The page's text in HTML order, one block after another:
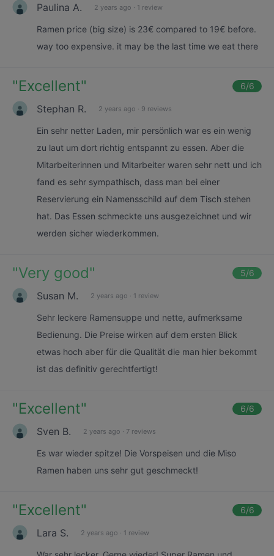
Paulina A. 2 years ago · 1 review
Ramen price (big size) is 23€ compared to 19€ before.
way too expensive. it may be the last time we eat there
"Excellent" 6/6
Stephan R. 2 years ago · 9 reviews
Ein sehr netter Laden, mir persönlich war es ein wenig
zu laut um dort richtig entspannt zu essen. Aber die
Mitarbeiterinnen und Mitarbeiter waren sehr nett und ich
fand es sehr sympathisch, dass man bei einer
Reservierung ein Namensschild auf dem Tisch stehen
hat. Das Essen schmeckte uns ausgezeichnet und wir
werden sicher wiederkommen.
"Very good" 5/6
Susan M. 2 years ago · 1 review
Sehr leckere Ramensuppe und nette, aufmerksame
Bedienung. Die Preise wirken auf dem ersten Blick
etwas hoch aber für die Qualität die man hier bekommt
ist das definitiv gerechtfertigt!
"Excellent" 6/6
Sven B. 2 years ago · 7 reviews
Es war wieder spitze! Die Vorspeisen und die Miso
Ramen haben uns sehr gut geschmeckt!
"Excellent" 6/6
Lara S. 2 years ago · 1 review